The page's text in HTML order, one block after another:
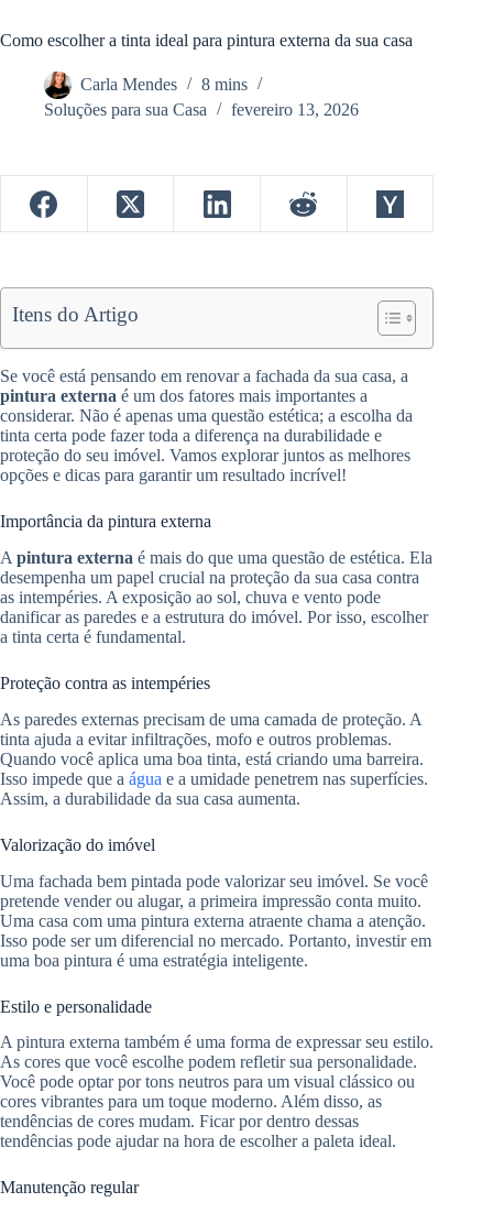
Como escolher a tinta ideal para pintura externa da sua casa
Carla Mendes
8 mins
Soluções para sua Casa
fevereiro 13, 2026
Itens do Artigo
Se você está pensando em renovar a fachada da sua casa, a
pintura externa é um dos fatores mais importantes a
considerar. Não é apenas uma questão estética; a escolha da
tinta certa pode fazer toda a diferença na durabilidade e
proteção do seu imóvel. Vamos explorar juntos as melhores
opções e dicas para garantir um resultado incrível!
Importância da pintura externa
A pintura externa é mais do que uma questão de estética. Ela
desempenha um papel crucial na proteção da sua casa contra
as intempéries. A exposição ao sol, chuva e vento pode
danificar as paredes e a estrutura do imóvel. Por isso, escolher
a tinta certa é fundamental.
Proteção contra as intempéries
As paredes externas precisam de uma camada de proteção. A
tinta ajuda a evitar infiltrações, mofo e outros problemas.
Quando você aplica uma boa tinta, está criando uma barreira.
Isso impede que a água e a umidade penetrem nas superfícies.
Assim, a durabilidade da sua casa aumenta.
Valorização do imóvel
Uma fachada bem pintada pode valorizar seu imóvel. Se você
pretende vender ou alugar, a primeira impressão conta muito.
Uma casa com uma pintura externa atraente chama a atenção.
Isso pode ser um diferencial no mercado. Portanto, investir em
uma boa pintura é uma estratégia inteligente.
Estilo e personalidade
A pintura externa também é uma forma de expressar seu estilo.
As cores que você escolhe podem refletir sua personalidade.
Você pode optar por tons neutros para um visual clássico ou
cores vibrantes para um toque moderno. Além disso, as
tendências de cores mudam. Ficar por dentro dessas
tendências pode ajudar na hora de escolher a paleta ideal.
Manutenção regular